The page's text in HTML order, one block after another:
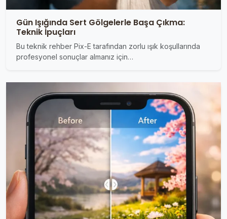
Gün Işığında Sert Gölgelerle Başa Çıkma:
Teknik İpuçları
Bu teknik rehber Pix-E tarafından zorlu ışık koşullarında
profesyonel sonuçlar almanız için…